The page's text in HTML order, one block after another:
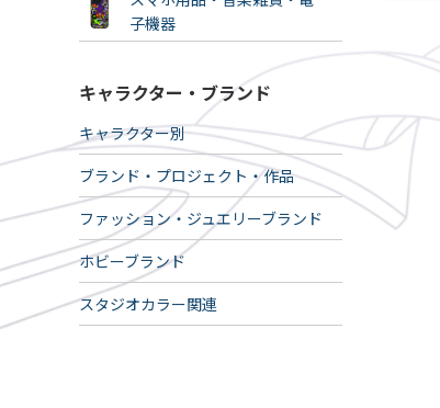
子機器
キャラクター・ブランド
キャラクター別
ブランド・プロジェクト・作品
ファッション・ジュエリーブランド
ホビーブランド
スタジオカラー関連